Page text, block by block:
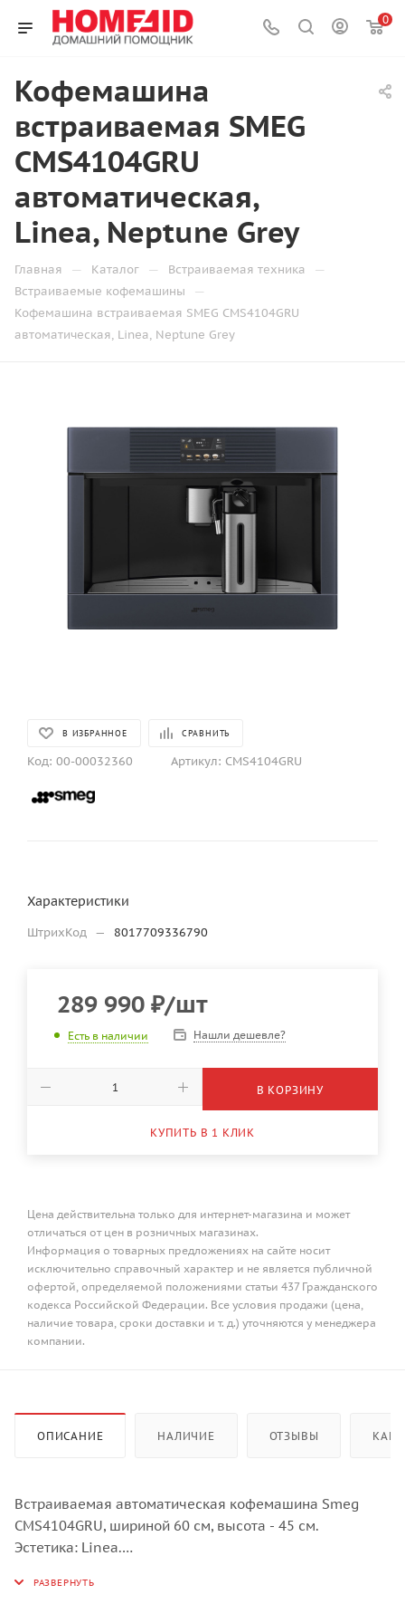
0
Кофемашина
встраиваемая SMEG
CMS4104GRU
автоматическая,
Linea, Neptune Grey
Главная — Каталог — Встраиваемая техника —
Встраиваемые кофемашины —
Кофемашина встраиваемая SMEG CMS4104GRU
автоматическая, Linea, Neptune Grey
В ИЗБРАННОЕ СРАВНИТЬ
Код: 00-00032360 Артикул: CMS4104GRU
Характеристики
ШтрихКод — 8017709336790
289 990 ₽/шт
Есть в наличии Нашли дешевле?
В КОРЗИНУ
КУПИТЬ В 1 КЛИК
Цена действительна только для интернет-магазина и может
отличаться от цен в розничных магазинах.
Информация о товарных предложениях на сайте носит
исключительно справочный характер и не является публичной
офертой, определяемой положениями статьи 437 Гражданского
кодекса Российской Федерации. Все условия продажи (цена,
наличие товара, сроки доставки и т. д.) уточняются у менеджера
компании.
ОПИСАНИЕ НАЛИЧИЕ ОТЗЫВЫ КАК
Встраиваемая автоматическая кофемашина Smeg
CMS4104GRU, шириной 60 см, высота - 45 см.
Эстетика: Linea.
(в том числе русский язык) с сенсорным управением